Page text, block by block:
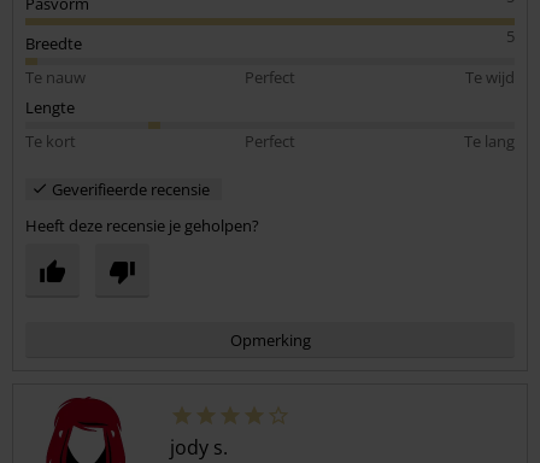
5
Breedte
Te nauw
Perfect
Te wijd
Lengte
Te kort
Perfect Te lang
Geverifieerde recensie
Heeft deze recensie je geholpen?
Opmerking
jody s.